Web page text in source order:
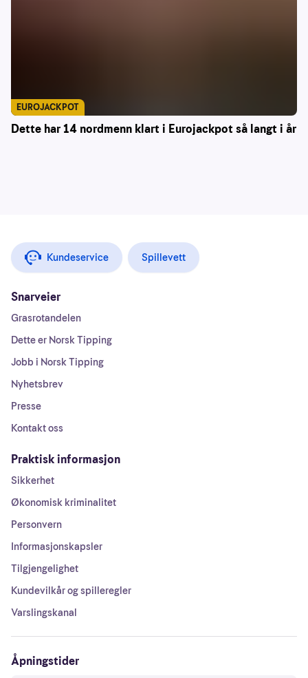
Dette har 14 nordmenn klart i Eurojackpot så langt i år
EUROJACKPOT
Kundeservice Spillevett
Snarveier
Grasrotandelen
Dette er Norsk Tipping
Jobb i Norsk Tipping
Nyhetsbrev
Presse
Kontakt oss
Praktisk informasjon
Sikkerhet
Økonomisk kriminalitet
Personvern
Informasjonskapsler
Tilgjengelighet
Kundevilkår og spilleregler
Varslingskanal
Åpningstider